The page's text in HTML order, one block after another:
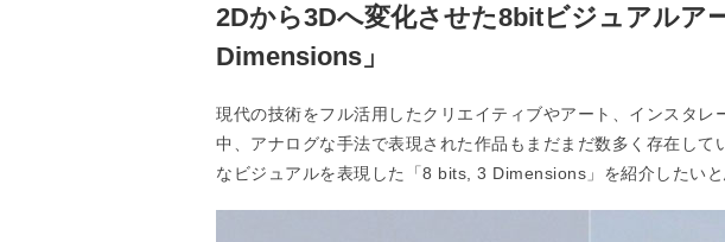
2Dから3Dへ変化させた8bitビジュアルア
Dimensions」
現代の技術をフル活用したクリエイティブやアート、インスタレ
中、アナログな手法で表現された作品もまだまだ数多く存在して
なビジュアルを表現した「8 bits, 3 Dimensions」を紹介したいと